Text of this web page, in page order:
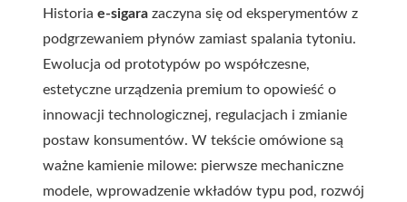
Historia e-sigara zaczyna się od eksperymentów z
podgrzewaniem płynów zamiast spalania tytoniu.
Ewolucja od prototypów po współczesne,
estetyczne urządzenia premium to opowieść o
innowacji technologicznej, regulacjach i zmianie
postaw konsumentów. W tekście omówione są
ważne kamienie milowe: pierwsze mechaniczne
modele, wprowadzenie wkładów typu pod, rozwój